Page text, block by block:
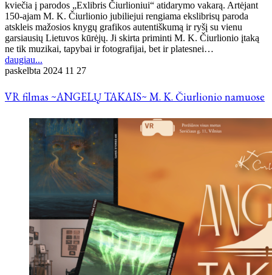
kviečia į parodos „Exlibris Čiurlioniui“ atidarymo vakarą. Artėjant
150-ajam M. K. Čiurlionio jubiliejui rengiama ekslibrisų paroda
atskleis mažosios knygų grafikos autentiškumą ir ryšį su vienu
garsiausių Lietuvos kūrėjų. Ji skirta priminti M. K. Čiurlionio įtaką
ne tik muzikai, tapybai ir fotografijai, bet ir platesnei…
daugiau...
paskelbta 2024 11 27
VR filmas ~ANGELŲ TAKAIS~ M. K. Čiurlionio namuose